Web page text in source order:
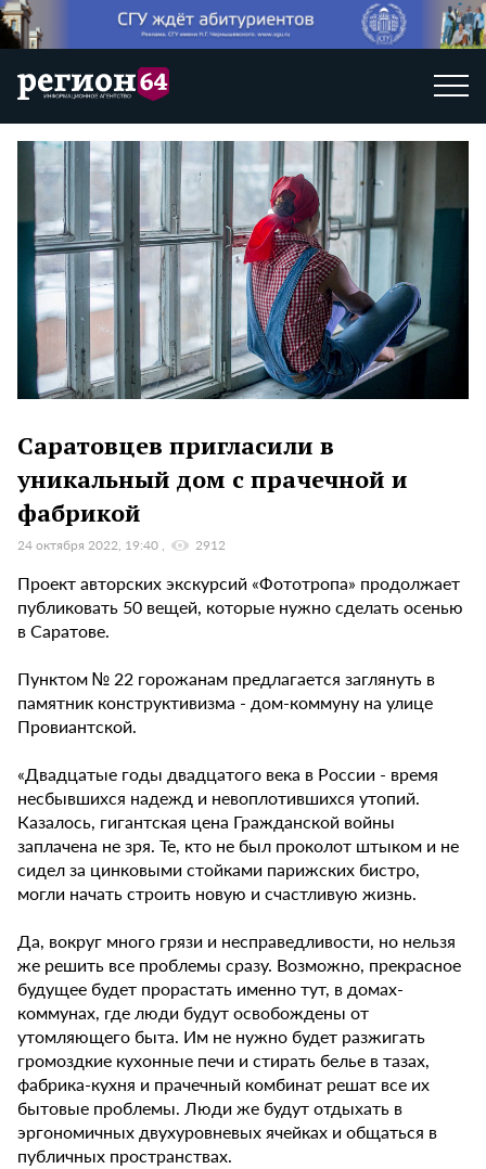
Саратовцев пригласили в
уникальный дом с прачечной и
фабрикой
24 октября 2022, 19:40 2912
Проект авторских экскурсий «Фототропа» продолжает
публиковать 50 вещей, которые нужно сделать осенью
в Саратове.
Пунктом № 22 горожанам предлагается заглянуть в
памятник конструктивизма - дом-коммуну на улице
Провиантской.
«Двадцатые годы двадцатого века в России - время
несбывшихся надежд и невоплотившихся утопий.
Казалось, гигантская цена Гражданской войны
заплачена не зря. Те, кто не был проколот штыком и не
сидел за цинковыми стойками парижских бистро,
могли начать строить новую и счастливую жизнь.
Да, вокруг много грязи и несправедливости, но нельзя
же решить все проблемы сразу. Возможно, прекрасное
будущее будет прорастать именно тут, в домах-
коммунах, где люди будут освобождены от
утомляющего быта. Им не нужно будет разжигать
громоздкие кухонные печи и стирать белье в тазах,
фабрика-кухня и прачечный комбинат решат все их
бытовые проблемы. Люди же будут отдыхать в
эргономичных двухуровневых ячейках и общаться в
публичных пространствах.